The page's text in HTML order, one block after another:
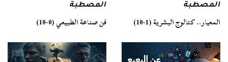
المصطبة
المعيار.. كتالوج البشرية (1-10)
المصطبة
فن صناعة الطبيعي (0-10)